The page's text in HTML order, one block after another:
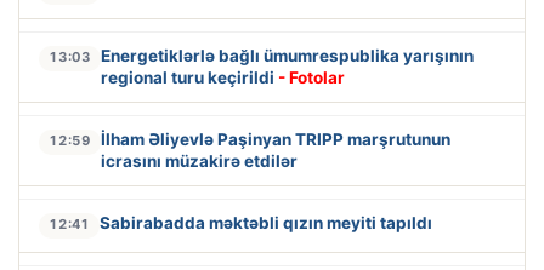
13:03
Energetiklərlə bağlı ümumrespublika yarışının
regional turu keçirildi - Fotolar
12:59
İlham Əliyevlə Paşinyan TRIPP marşrutunun
icrasını müzakirə etdilər
12:41 Sabirabadda məktəbli qızın meyiti tapıldı